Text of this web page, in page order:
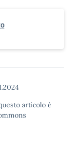
articolo è